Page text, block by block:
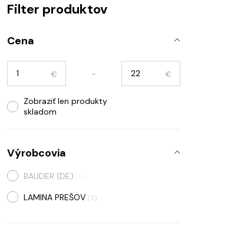
Filter produktov
Cena
€ - €
Zobraziť len produkty
skladom
Výrobcovia
BAUDER (DE)
LAMINA PREŠOV (2)